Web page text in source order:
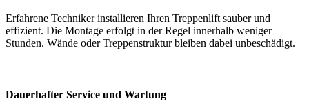
Erfahrene Techniker installieren Ihren Treppenlift sauber und
effizient. Die Montage erfolgt in der Regel innerhalb weniger
Stunden. Wände oder Treppenstruktur bleiben dabei unbeschädigt.
Dauerhafter Service und Wartung